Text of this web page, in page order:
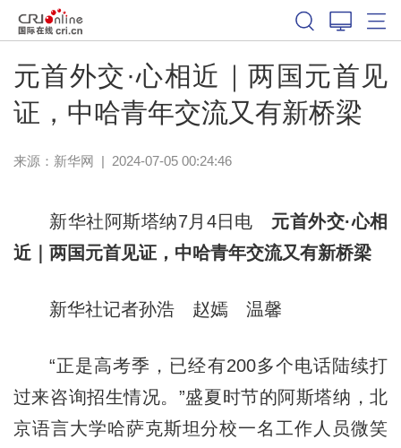
元首外交·心相近｜两国元首见
证，中哈青年交流又有新桥梁
来源： 新华网 | 2024-07-05 00:24:46
新华社阿斯塔纳7月4日电 元首外交·心相
近｜两国元首见证，中哈青年交流又有新桥梁
新华社记者孙浩 赵嫣 温馨
“正是高考季，已经有200多个电话陆续打
过来咨询招生情况。”盛夏时节的阿斯塔纳，北
京语言大学哈萨克斯坦分校一名工作人员微笑